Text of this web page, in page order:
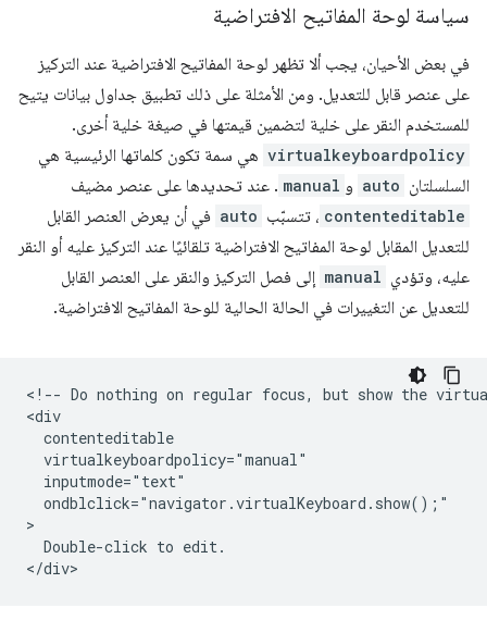
سياسة لوحة المفاتيح الافتراضية
في بعض الأحيان، يجب ألا تظهر لوحة المفاتيح الافتراضية عند التركيز
على عنصر قابل للتعديل. ومن الأمثلة على ذلك تطبيق جداول بيانات يتيح
للمستخدم النقر على خلية لتضمين قيمتها في صيغة خلية أخرى.
virtualkeyboardpolicy هي سمة تكون كلماتها الرئيسية هي
السلسلتان auto و manual . عند تحديدها على عنصر مضيف
contenteditable ، تتسبّب auto في أن يعرض العنصر القابل
للتعديل المقابل لوحة المفاتيح الافتراضية تلقائيًا عند التركيز عليه أو النقر
عليه، وتؤدي manual إلى فصل التركيز والنقر على العنصر القابل
للتعديل عن التغييرات في الحالة الحالية للوحة المفاتيح الافتراضية.
<!-- Do nothing on regular focus, but show the
<div
  contenteditable
  virtualkeyboardpolicy="manual"
  inputmode="text"
  ondblclick="navigator.virtualKeyboard.show();"
>
  Double-click to edit.